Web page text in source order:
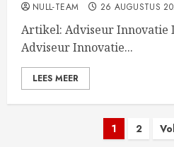
NULL-TEAM 26 AUGUSTUS
Artikel: Adviseur Innovatie
Adviseur Innovatie...
LEES MEER
1 2